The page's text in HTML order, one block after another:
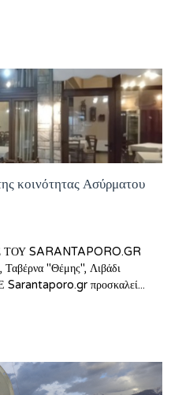
κοινότητας Ασύρματου
SARANTAPORO.GR
"Θέμης", Λιβάδι
προσκαλεί...